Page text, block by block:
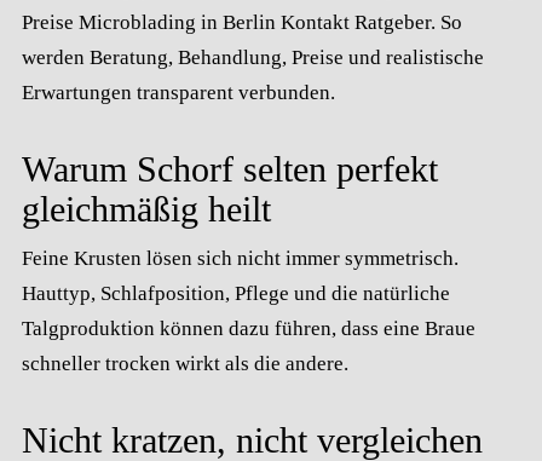
Preise Microblading in Berlin Kontakt Ratgeber. So
werden Beratung, Behandlung, Preise und realistische
Erwartungen transparent verbunden.
Warum Schorf selten perfekt
gleichmäßig heilt
Feine Krusten lösen sich nicht immer symmetrisch.
Hauttyp, Schlafposition, Pflege und die natürliche
Talgproduktion können dazu führen, dass eine Braue
schneller trocken wirkt als die andere.
Nicht kratzen, nicht vergleichen